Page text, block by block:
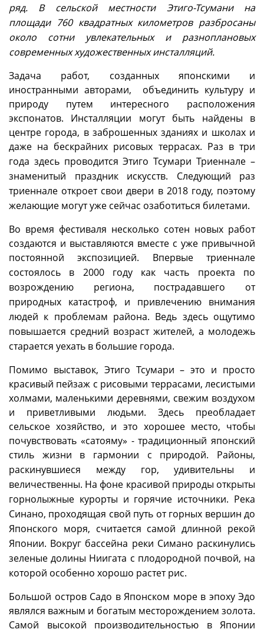
ряд. В сельской местности Этиго-Тсумани на
площади 760 квадратных километров разбросаны
около сотни увлекательных и разноплановых
современных художественных инсталляций.
Задача работ, созданных японскими и
иностранными авторами, объединить культуру и
природу путем интересного расположения
экспонатов. Инсталляции могут быть найдены в
центре города, в заброшенных зданиях и школах и
даже на бескрайних рисовых террасах. Раз в три
года здесь проводится Этиго Тсумари Триеннале –
знаменитый праздник искусств. Следующий раз
триеннале откроет свои двери в 2018 году, поэтому
желающие могут уже сейчас озаботиться билетами.
Во время фестиваля несколько сотен новых работ
создаются и выставляются вместе с уже привычной
постоянной экспозицией. Впервые триеннале
состоялось в 2000 году как часть проекта по
возрождению региона, пострадавшего от
природных катастроф, и привлечению внимания
людей к проблемам района. Ведь здесь ощутимо
повышается средний возраст жителей, а молодежь
старается уехать в большие города.
Помимо выставок, Этиго Тсумари – это и просто
красивый пейзаж с рисовыми террасами, лесистыми
холмами, маленькими деревнями, свежим воздухом
и приветливыми людьми. Здесь преобладает
сельское хозяйство, и это хорошее место, чтобы
почувствовать «сатояму» - традиционный японский
стиль жизни в гармонии с природой. Районы,
раскинувшиеся между гор, удивительны и
величественны. На фоне красивой природы открыты
горнолыжные курорты и горячие источники. Река
Синано, проходящая свой путь от горных вершин до
Японского моря, считается самой длинной рекой
Японии. Вокруг бассейна реки Симано раскинулись
зеленые долины Ниигата с плодородной почвой, на
которой особенно хорошо растет рис.
Большой остров Садо в Японском море в эпоху Эдо
являлся важным и богатым месторождением золота.
Самой высокой производительностью в Японии